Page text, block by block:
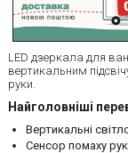
LED дзеркала для
вертикальним
руки.
Найголовніші
Вертикальні
Сенсор помаху